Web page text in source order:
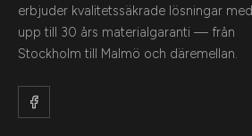
erbjuder kvalitetssäkrade lösningar med
upp till 30 års materialgaranti — från
Stockholm till Malmö och däremellan.